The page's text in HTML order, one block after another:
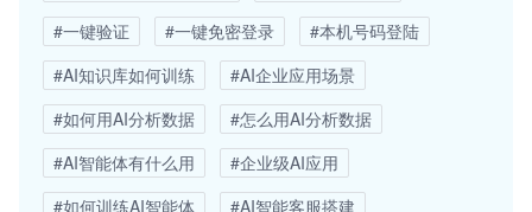
#一键验证
#一键免密登录
#本机号码登陆
#AI知识库如何训练
#AI企业应用场景
#如何用AI分析数据
#怎么用AI分析数据
#AI智能体有什么用
#企业级AI应用
#如何训练AI智能体
#AI智能客服搭建